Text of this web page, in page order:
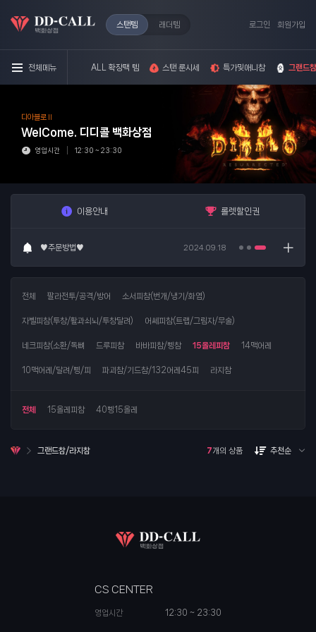
스탠템 래더템 로그인 회원가입
전체메뉴 ALL 확장팩 템 스탠 룬시세 특가밎애니참 그랜드
디아블로 II
WelCome. 디디콜 백화상점
영업시간 12:30 ~ 23:30
이용안내 롤렛할인권
♥주문방법♥ 2024.09.18
2026.08.04
8/4래더룬시세 2026.08.04
♥주문방법♥ 2024.09.18
전체
팔라전투/공격/방어 소서피참(번개/냉기/화염)
자벨피참(투창/활과쇠뇌/투창달려) 어쎄피참(트랩/그림자/무술)
네크피참(소환/독뼈 드루피참 바바피참/삥참 15올레피참 14맥어레
10맥어레/달려/삥/피 파괴참/기드참/132어레45피 라지참
전체 15올레피참 40삥15올레
그랜드참/라지참 7개의 상품 추천순
CS CENTER
영업시간 12:30 ~ 23:30